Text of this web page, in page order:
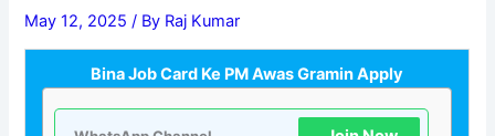
May 12, 2025/ By Raj Kumar
Bina Job Card Ke PM Awas Gramin Apply